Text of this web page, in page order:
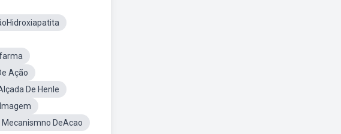
Ação
De Henle
Mecanismno DeAcao